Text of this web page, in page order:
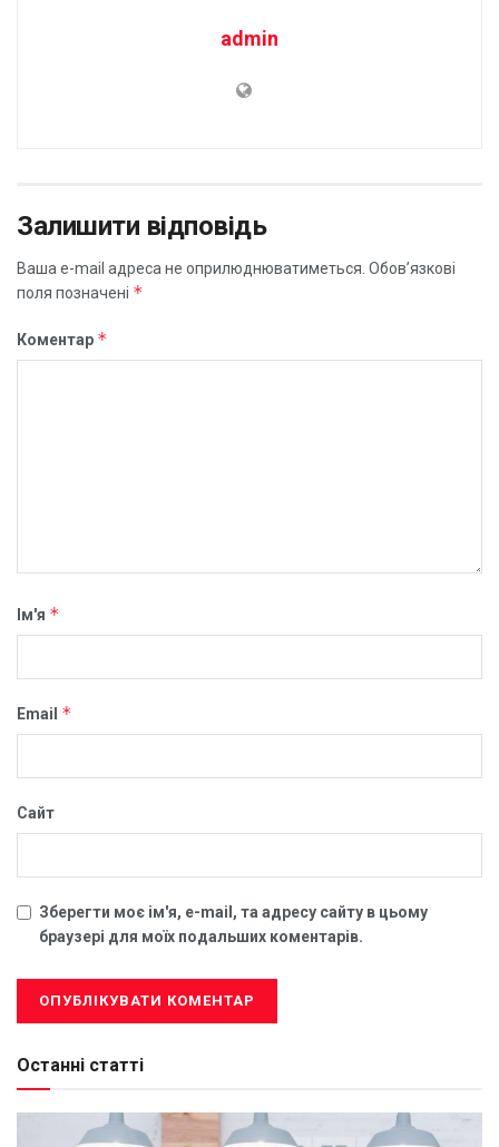
admin
Залишити відповідь
Ваша e-mail адреса не оприлюднюватиметься. Обов’язкові
поля позначені *
Коментар *
Ім'я *
Email *
Сайт
Зберегти моє ім'я, e-mail, та адресу сайту в цьому
браузері для моїх подальших коментарів.
Останні статті